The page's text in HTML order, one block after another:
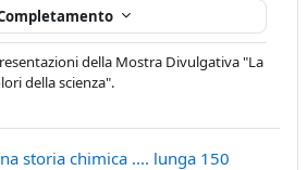
della Mostra Divulgativa "La
della scienza".
storia chimica .... lunga 150